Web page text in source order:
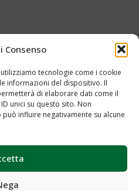
Consenso
tecnologie come i cookie
informazioni del dispositivo. Il
di elaborare dati come il
unici su questo sito. Non
influire negativamente su alcune